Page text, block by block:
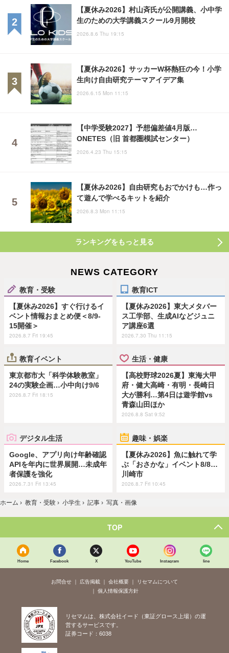
【夏休み2026】村山斉氏が公開講義、小中学
生のための大学講義スクール9月開校
2026.8.6 Thu 19:15
【夏休み2026】サッカーW杯熱狂の今！小学
生向け自由研究テーマアイデア集
2026.6.15 Mon 11:15
【中学受験2027】予想偏差値4月版…
ONETES（旧 首都圏模試センター）
2026.4.23 Thu 15:15
【夏休み2026】自由研究もおでかけも…作っ
て遊んで学べるキットを紹介
2026.8.3 Mon 11:15
ランキングをもっと見る
NEWS CATEGORY
教育・受験
【夏休み2026】すぐ行けるイ
ベント情報おまとめ便＜8/9-
15開催＞
2026.8.7 Fri 19:45
教育ICT
【夏休み2026】東大メタバー
ス工学部、生成AIなどジュニ
ア講座6選
2026.7.30 Thu 11:15
教育イベント
東京都市大「科学体験教室」
24の実験企画…小中向け9/6
2026.8.7 Fri 18:15
生活・健康
【高校野球2026夏】東海大甲
府・健大高崎・有明・長崎日
大が勝利…第4日は遊学館vs
青森山田ほか
2026.8.8 Sat 9:52
デジタル生活
Google、アプリ向け年齢確認
APIを年内に世界展開…未成年
者保護を強化
2026.7.31 Fri 13:45
趣味・娯楽
【夏休み2026】魚に触れて学
ぶ「おさかな」イベント8/8…
川崎市
2026.8.7 Fri 10:45
ホーム › 教育・受験 › 小学生 › 記事 › 写真・画像
TOP
Home Facebook X YouTube Instagram line
お問合せ 広告掲載 会社概要
リセマムについて
個人情報保護方針
リセマムは、株式会社イード（東証グロース上場）の運
営するサービスです。
証券コード：6038